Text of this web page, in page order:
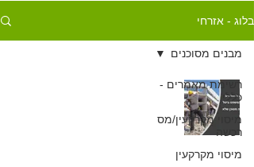
בלוג - אזרחי
רשימת מאמרים -
כללי
מיסוי מקרקעין/מס
רכשה
מיסוי מקרקעין
מבנים מסוכנים
למרות הכשלים
במבנה – בית